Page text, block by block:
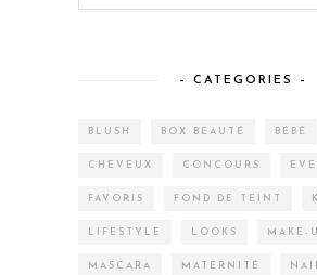
– CATEGORIES –
BLUSH BOX BEAUTÉ BÉBÉ
CHEVEUX CONCOURS
FAVORIS FOND DE TEINT
LIFESTYLE LOOKS MAKE-
MASCARA MATERNITÉ